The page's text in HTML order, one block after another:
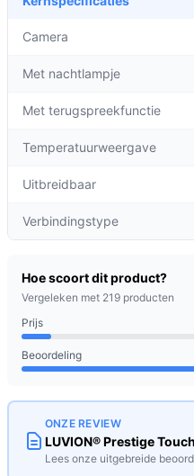
Camera
Met nachtlampje
Met terugspreekfunctie
Temperatuurweergave
Uitbreidbaar
Verbindingstype
Hoe scoort dit product?
Vergeleken met 219 producten
Prijs
Beoordeling
ONZE REVIEW
LUVION® Prestige
Lees onze uitgebreide